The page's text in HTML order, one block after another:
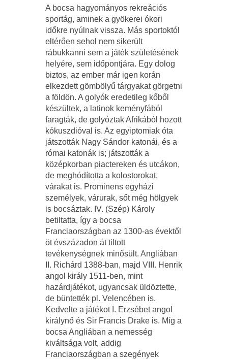
A bocsa hagyományos rekreációs
sportág, aminek a gyökerei ókori
időkre nyúlnak vissza. Más sportoktól
eltérően sehol nem sikerült
rábukkanni sem a játék születésének
helyére, sem időpontjára. Egy dolog
biztos, az ember már igen korán
elkezdett gömbölyű tárgyakat görgetni
a földön. A golyók eredetileg kőből
készültek, a latinok keményfából
faragták, de golyóztak Afrikából hozott
kókuszdióval is. Az egyiptomiak óta
játszották Nagy Sándor katonái, és a
római katonák is; játszották a
középkorban piactereken és utcákon,
de meghódította a kolostorokat,
várakat is. Prominens egyházi
személyek, várurak, sőt még hölgyek
is bocsáztak. IV. (Szép) Károly
betiltatta, így a bocsa
Franciaországban az 1300-as évektől
öt évszázadon át tiltott
tevékenységnek minősült. Angliában
II. Richárd 1388-ban, majd VIII. Henrik
angol király 1511-ben, mint
hazárdjátékot, ugyancsak üldöztette,
de büntették pl. Velencében is.
Kedvelte a játékot I. Erzsébet angol
királynő és Sir Francis Drake is. Míg a
bocsa Angliában a nemesség
kiváltsága volt, addig
Franciaországban a szegények